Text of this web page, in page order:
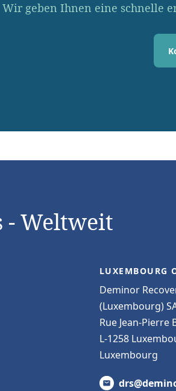
Wir geben Ihnen eine schnelle
- Weltweit
LUXEMBOURG
Deminor
(Luxembourg)
Rue Jean-Pierre
L-1258
Luxembourg